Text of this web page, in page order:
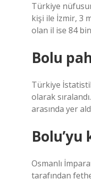
Türkiye
kişi ile İzmir, 3
olan il ise 84
Bolu
Türkiye
olarak
arasında yer
Osmanlı
tarafından